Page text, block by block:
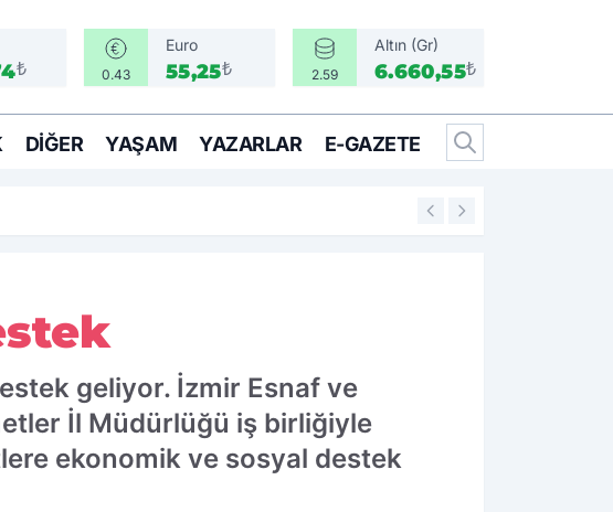
₺ 0.43
Euro
55,25₺ 2.59
Altın (Gr)
6.660,55₺
DIĞER YAŞAM YAZARLAR E-GAZETE
17:17 Türkiye, Suudi
geliyor. İzmir Esnaf ve
İl Müdürlüğü iş birliğiyle
ekonomik ve sosyal destek